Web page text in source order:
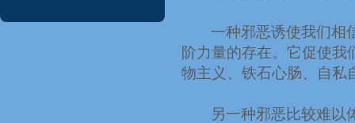
一种邪恶诱使我们相
阶力量的存在。它促使
物主义、铁石心肠、自私
另一种邪恶比较难以